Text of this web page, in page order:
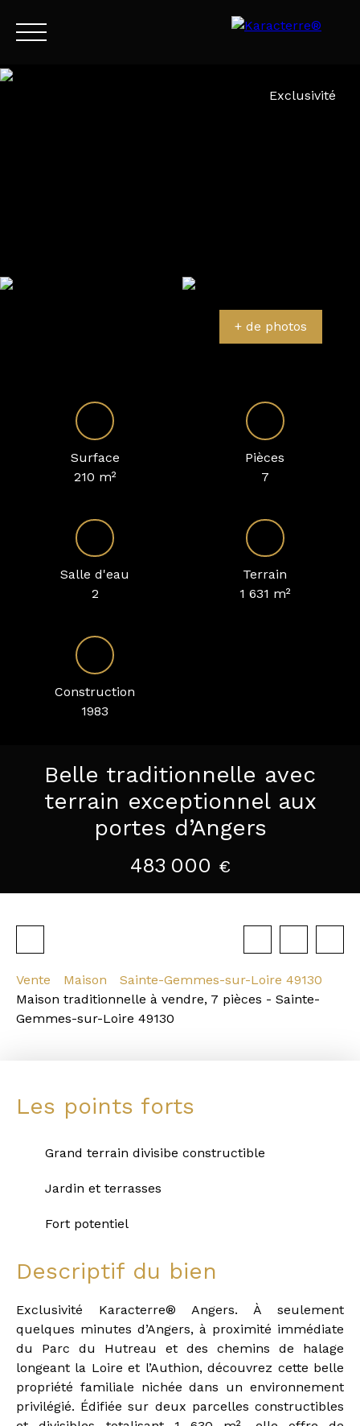
Exclusivité
+ de photos
Surface
210 m²
Pièces
7
Salle d'eau
2
Terrain
1 631 m²
Construction
1983
Belle traditionnelle avec
terrain exceptionnel aux
portes d’Angers
483 000 €
Vente Maison
Sainte-Gemmes-sur-Loire 49130
Maison traditionnelle à vendre, 7 pièces - Sainte-
Gemmes-sur-Loire 49130
Les points forts
Grand terrain divisibe constructible
Jardin et terrasses
Fort potentiel
Descriptif du bien
Exclusivité Karacterre® Angers. À seulement
quelques minutes d’Angers, à proximité immédiate
du Parc du Hutreau et des chemins de halage
longeant la Loire et l’Authion, découvrez cette belle
propriété familiale nichée dans un environnement
privilégié. Édifiée sur deux parcelles constructibles